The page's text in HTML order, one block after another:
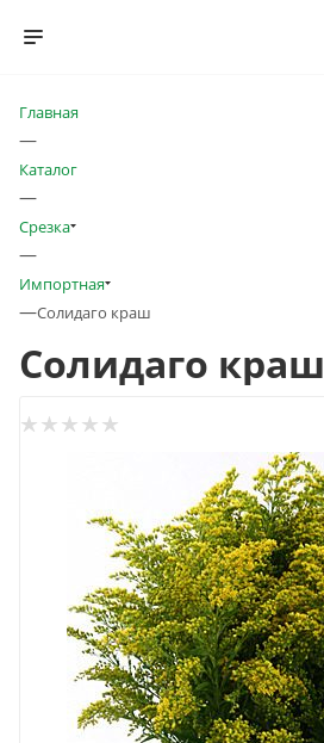
Главная
—
Каталог
—
Срезка
—
Импортная
—Солидаго краш
Солидаго краш